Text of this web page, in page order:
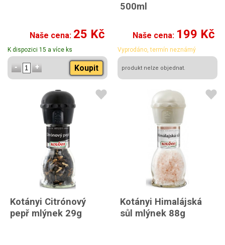
Naše cena: 25 Kč
K dispozici 15 a více ks
Koupit
500ml
Naše cena: 199 Kč
Vyprodáno, termín neznámý
produkt nelze objednat.
Kotányi Citrónový
pepř mlýnek 29g
Kotányi Himalájská
sůl mlýnek 88g